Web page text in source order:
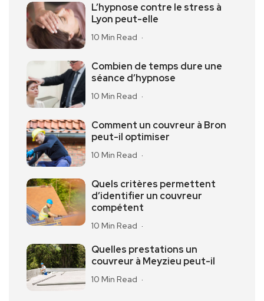
L’hypnose contre le stress à
Lyon peut-elle
10 Min Read
Combien de temps dure une
séance d’hypnose
10 Min Read
Comment un couvreur à Bron
peut-il optimiser
10 Min Read
Quels critères permettent
d’identifier un couvreur
compétent
10 Min Read
Quelles prestations un
couvreur à Meyzieu peut-il
10 Min Read